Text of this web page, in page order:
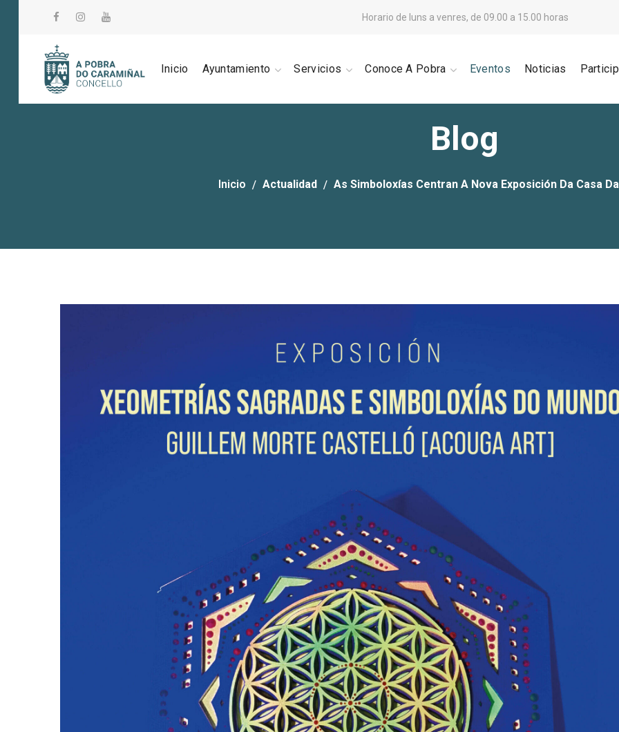
Horario de luns a venres, de 09.00 a 15.00 horas
Inicio Ayuntamiento Servicios Conoce A Pobra Eventos Noticias
Blog
Inicio Actualidad As Simboloxías Centran A Nova Exposición Da Casa